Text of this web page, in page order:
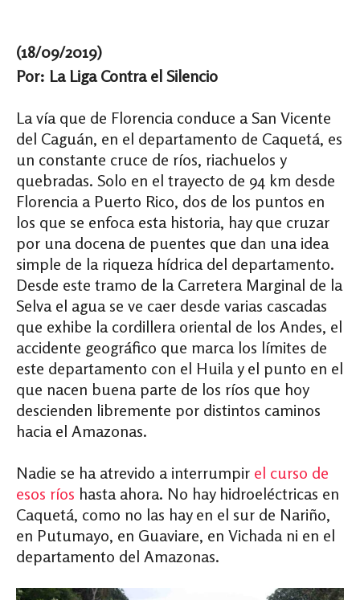
(18/09/2019)
Por: La Liga Contra el Silencio
La vía que de Florencia conduce a San Vicente
del Caguán, en el departamento de Caquetá, es
un constante cruce de ríos, riachuelos y
quebradas. Solo en el trayecto de 94 km desde
Florencia a Puerto Rico, dos de los puntos en
los que se enfoca esta historia, hay que cruzar
por una docena de puentes que dan una idea
simple de la riqueza hídrica del departamento.
Desde este tramo de la Carretera Marginal de la
Selva el agua se ve caer desde varias cascadas
que exhibe la cordillera oriental de los Andes, el
accidente geográfico que marca los límites de
este departamento con el Huila y el punto en el
que nacen buena parte de los ríos que hoy
descienden libremente por distintos caminos
hacia el Amazonas.
Nadie se ha atrevido a interrumpir el curso de
esos ríos hasta ahora. No hay hidroeléctricas en
Caquetá, como no las hay en el sur de Nariño,
en Putumayo, en Guaviare, en Vichada ni en el
departamento del Amazonas.